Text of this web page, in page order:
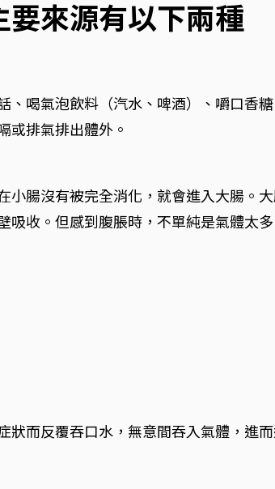
來源有以下兩種
、喝氣泡飲料（汽水、啤酒）、嚼口香
或排氣排出體外。
腸沒有被完全消化，就會進入大腸。
吸收。但感到腹脹時，不單純是氣體太
狀而反覆吞口水，無意間吞入氣體，進